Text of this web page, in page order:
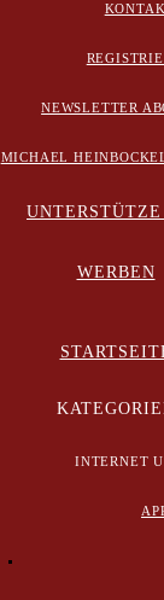
NEWSLETTER
MICHAEL
UNTERSTÜTZE
WERBEN
INTERNET